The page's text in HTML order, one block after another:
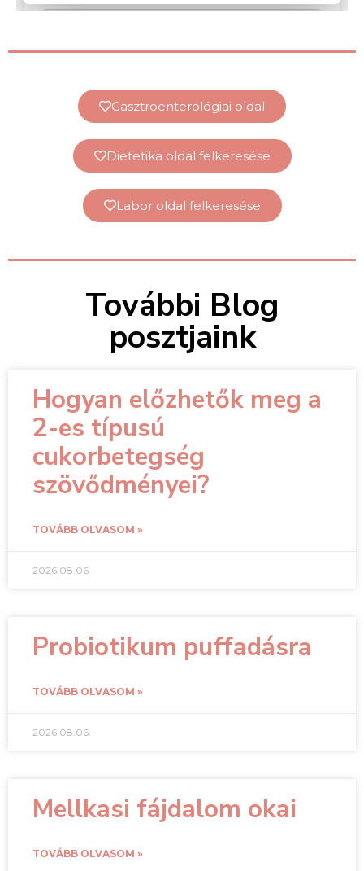
Gasztroenterológiai oldal
Dietetika oldal felkeresése
Labor oldal felkeresése
További Blog
posztjaink
Hogyan előzhetők meg a
2-es típusú
cukorbetegség
szövődményei?
TOVÁBB OLVASOM »
2026.08.06.
Probiotikum puffadásra
TOVÁBB OLVASOM »
2026.08.06.
Mellkasi fájdalom okai
TOVÁBB OLVASOM »